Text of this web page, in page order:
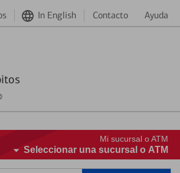
In English Contacto Ayuda
Mi sucursal o ATM
Seleccionar una sucursal o ATM